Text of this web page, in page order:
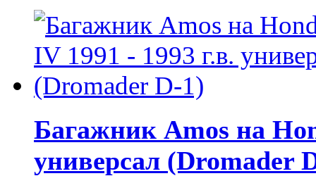
Багажник Amos на
универсал (Dromader